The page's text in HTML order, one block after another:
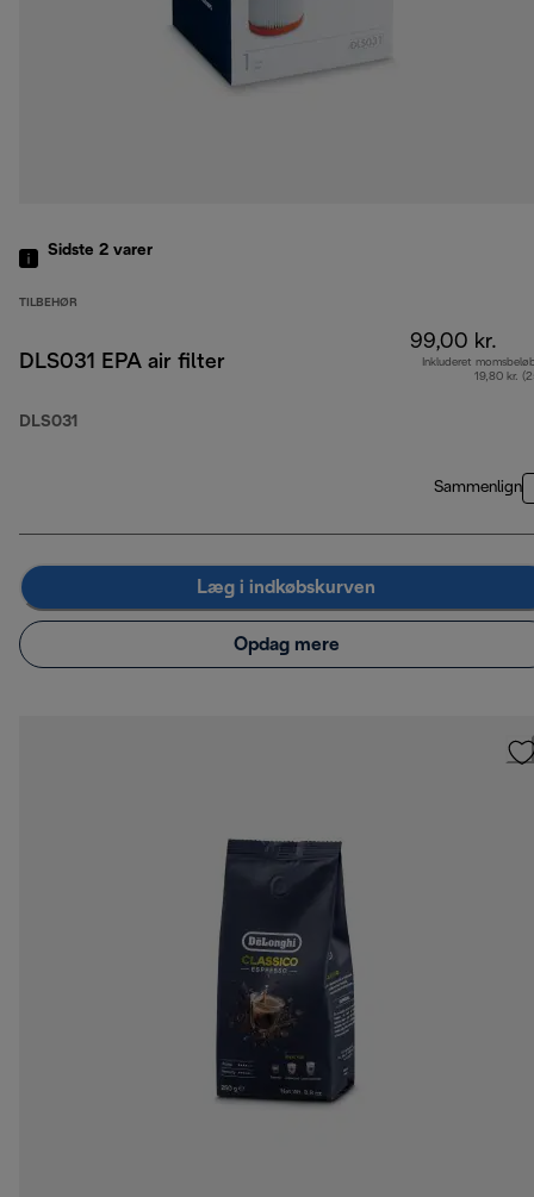
Sidste 2 varer
TILBEHØR
DLS031 EPA air filter
DLS031
99,00 kr.
Inkluderet
19,80 kr.
Sammenlign
Læg i indkøbskurven
Opdag mere